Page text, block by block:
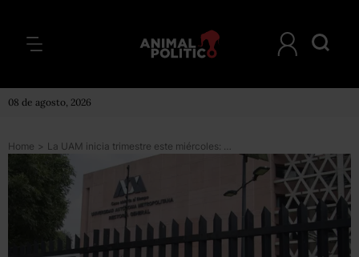
08 de agosto, 2026
Home > La UAM inicia trimestre este miércoles: recorta vacaciones para recuperar tiempo perdido